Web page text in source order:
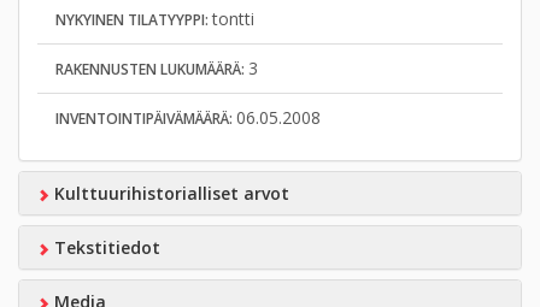
NYKYINEN TILATYYPPI:tontti
RAKENNUSTEN LUKUMÄÄRÄ: 3
INVENTOINTIPÄIVÄMÄÄRÄ: 06.05.2008
Kulttuurihistorialliset arvot
Tekstitiedot
Media